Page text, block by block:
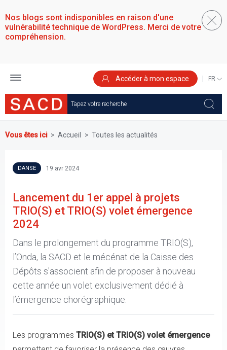
au
contenu
principal
Nos blogs sont indisponibles en raison d'une
vulnérabilité technique de WordPress. Merci de votre
compréhension.
Accéder à mon espace
YOUR
Vous êtes ici Accueil Toutes les actualités
DANSE 19 avr 2024
Lancement du 1er appel à projets
TRIO(S) et TRIO(S) volet émergence
2024
Dans le prolongement du programme TRIO(S),
l’Onda, la SACD et le mécénat de la Caisse des
Dépôts s'associent afin de proposer à nouveau
cette année un volet exclusivement dédié à
l’émergence chorégraphique.
Les programmes TRIO(S) et TRIO(S) volet émergence